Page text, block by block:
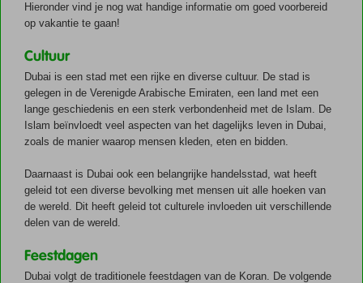
Hieronder vind je nog wat handige informatie om goed voorbereid
op vakantie te gaan!
Cultuur
Dubai is een stad met een rijke en diverse cultuur. De stad is
gelegen in de Verenigde Arabische Emiraten, een land met een
lange geschiedenis en een sterk verbondenheid met de Islam. De
Islam beïnvloedt veel aspecten van het dagelijks leven in Dubai,
zoals de manier waarop mensen kleden, eten en bidden.
Daarnaast is Dubai ook een belangrijke handelsstad, wat heeft
geleid tot een diverse bevolking met mensen uit alle hoeken van
de wereld. Dit heeft geleid tot culturele invloeden uit verschillende
delen van de wereld.
Feestdagen
Dubai volgt de traditionele feestdagen van de Koran. De volgende